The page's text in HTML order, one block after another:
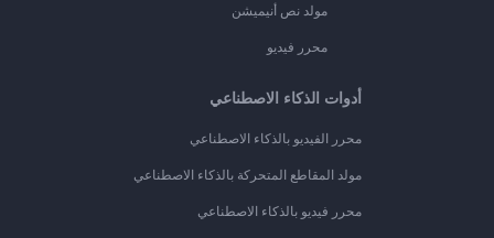
مولد نص أنيميشن
محرر فيديو
أدوات الذكاء الاصطناعي
محرر الفيديو بالذكاء الاصطناعي
مولد المقاطع المتحركة بالذكاء الاصطناعي
محرر فيديو بالذكاء الاصطناعي